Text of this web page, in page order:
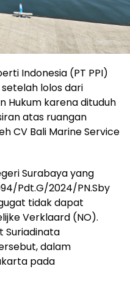
Indonesia (PT PPI)
lolos dari
Hukum karena dituduh
atas ruangan
CV Bali Marine Service
Surabaya yang
Pdt.G/2024/PN.Sby
tidak dapat
Verklaard (NO).
Suriadinata
dalam
pada